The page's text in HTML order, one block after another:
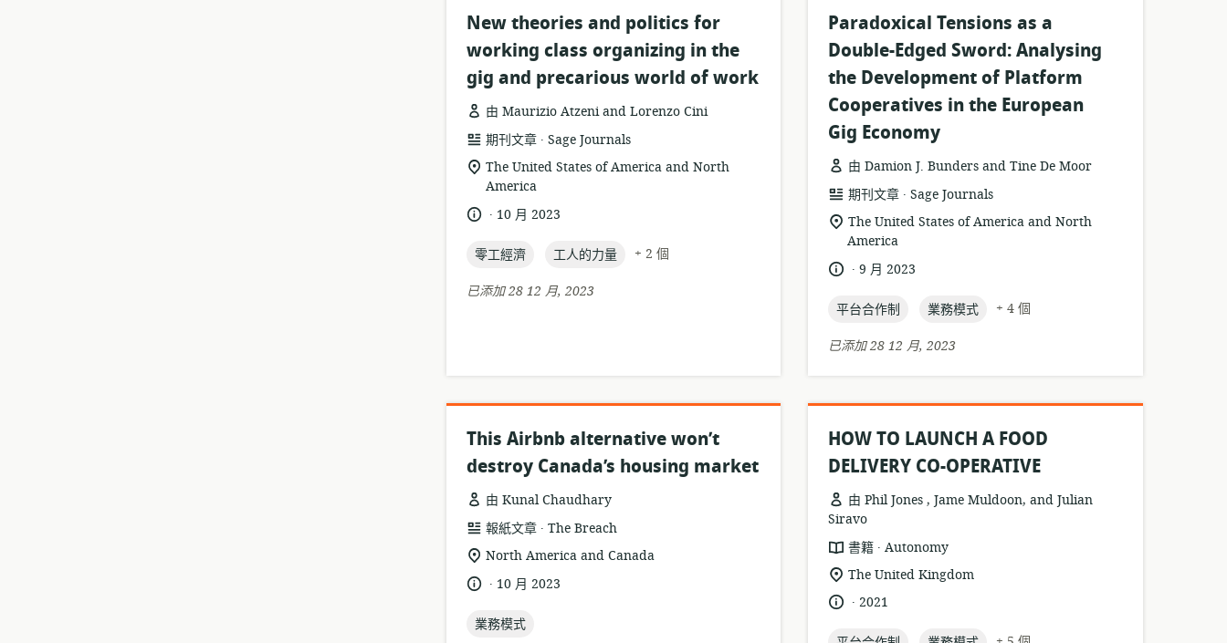
New theories and politics for
working class organizing in the
gig and precarious world of work
由 Maurizio Atzeni and Lorenzo Cini
資
源
格
期刊文章 .
發
布
Sage Journals
相
關
位
The United States of America and North
America
語
.
發
日
10 月 2023
topic:
零工經濟 topic:
工人的力量
+ 2 個
已添加 28 12 月, 2023
Paradoxical Tensions as a
Double-Edged Sword: Analysing
the Development of Platform
Cooperatives in the European
Gig Economy
由 Damion J. Bunders and Tine De Moor
資
源
格
期刊文章 .
發
布
Sage Journals
相
關
位
The United States of America and North
America
語
.
發
日
9 月 2023
topic:
平台合作制 topic:
業務模式
+ 4 個
已添加 28 12 月, 2023
This Airbnb alternative won’t
destroy Canada’s housing market
由 Kunal Chaudhary
資
源
式:
報紙文章 .
發 The Breach
相
關
置:
North America and Canada
語
.
發
日
10 月 2023
topic:
業務模式
HOW TO LAUNCH A FOOD
DELIVERY CO-OPERATIVE
由 Phil Jones , Jame Muldoon, and Julian
Siravo
資
源
式:
書籍 .
發
布
Autonomy
相
置:
The United Kingdom
語
.
發
2021